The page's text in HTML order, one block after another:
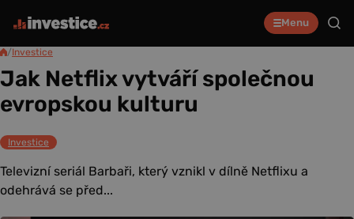
Menu
/Investice
Jak Netflix vytváří společnou
evropskou kulturu
Investice
Televizní seriál Barbaři, který vznikl v dílně Netflixu a
odehrává se před...